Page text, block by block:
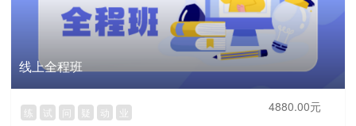
线上全程班
练 试 问 疑 动 业 4880.00元